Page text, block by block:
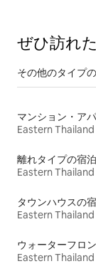
ぜひ訪⁠れ⁠
その他のタ⁠イ⁠プ⁠
マンション・ア
Eastern Thailand
離れタイプの宿
Eastern Thailand
タウンハウスの
Eastern Thailand
Eastern Thailand